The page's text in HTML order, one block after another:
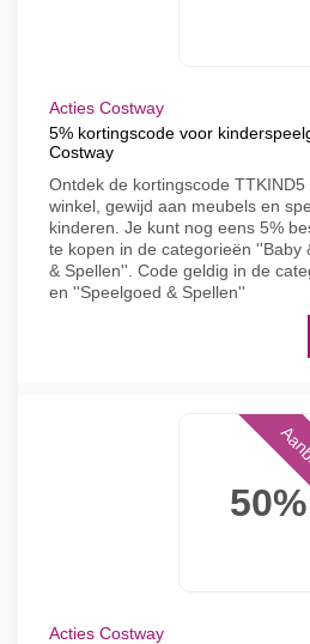
Acties Costway
5% kortingscode voor
Costway
Ontdek de kortingscode
winkel, gewijd aan meubels en
kinderen. Je kunt nog eens 5%
te kopen in de categorieën ''Baby
& Spellen''. Code geldig in de
en ''Speelgoed & Spellen''
50%
Acties Costway